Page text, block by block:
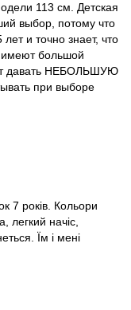
113 см. Детская
выбор, потому что
и точно знает, что
большой
давать НЕБОЛЬШУЮ
при выборе
7 років. Кольори
легкий начіс,
Їм і мені